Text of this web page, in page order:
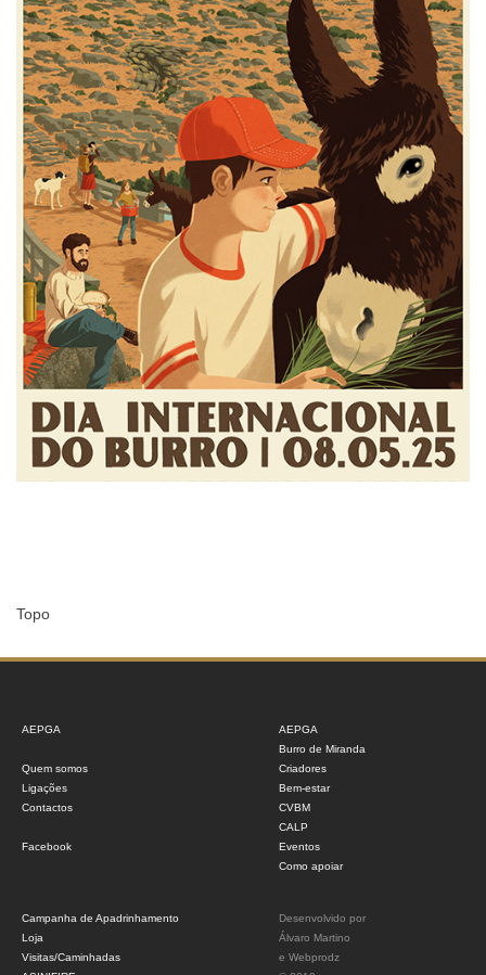
Topo
AEPGA
Quem somos
Ligações
Contactos
Facebook
AEPGA
Burro de Miranda
Criadores
Bem-estar
CVBM
CALP
Eventos
Como apoiar
Campanha de Apadrinhamento
Loja
Visitas/Caminhadas
Desenvolvido por
Álvaro Martino
e Webprodz